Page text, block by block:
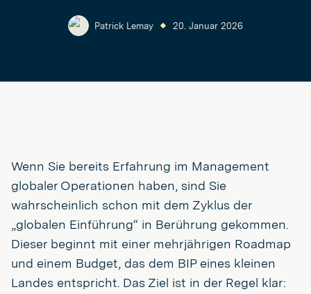
Patrick Lemay 20. Januar 2026
Wenn Sie bereits Erfahrung im Management
globaler Operationen haben, sind Sie
wahrscheinlich schon mit dem Zyklus der
„globalen Einführung“ in Berührung gekommen.
Dieser beginnt mit einer mehrjährigen Roadmap
und einem Budget, das dem BIP eines kleinen
Landes entspricht. Das Ziel ist in der Regel klar: